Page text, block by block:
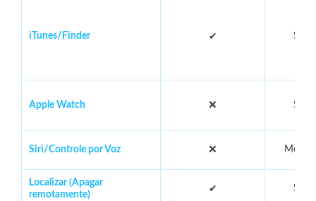
iTunes/Finder ✔
Apple Watch ❌
Siri/Controle por Voz ❌
Localizar (Apagar
remotamente)
✔